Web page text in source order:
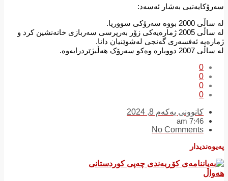
سەرۆکایەتیی بەشار ئەسەد:
لە ساڵی 2000 بووە سەرۆکی سووریا.
لە ساڵی 2005 ژمارەیەکی زۆر بەرپرسی سەربازی خانەنشین کرد و
ژمارەیە ئەفسەری گەنجی لەشوێنیان دانا.
لە ساڵی 2007 دووبارە وەکو سەرۆک هەڵبژێردرایەوە.
0
0
0
0
کانوونی یەکەم 8, 2024
7:46 am
No Comments
پەیوەندیدار
هەواڵ